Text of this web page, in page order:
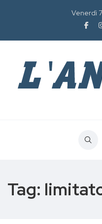
Venerdì
Tag: